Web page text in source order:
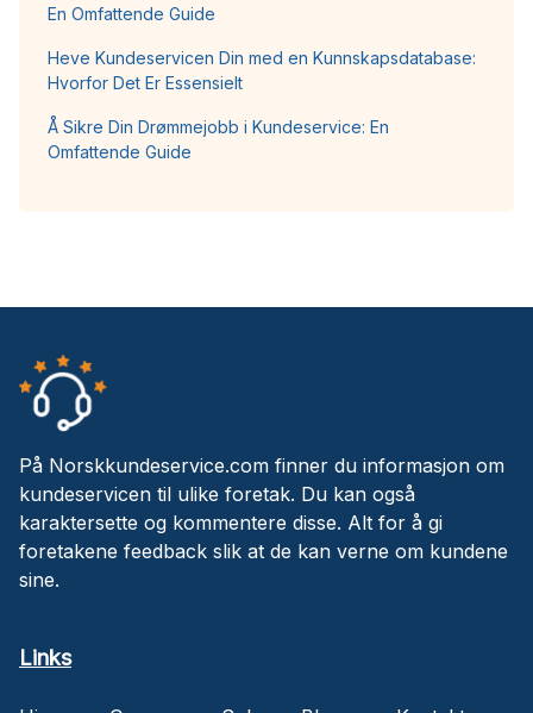
En Omfattende Guide
Heve Kundeservicen Din med en Kunnskapsdatabase:
Hvorfor Det Er Essensielt
Å Sikre Din Drømmejobb i Kundeservice: En
Omfattende Guide
På Norskkundeservice.com finner du informasjon om
kundeservicen til ulike foretak. Du kan også
karaktersette og kommentere disse. Alt for å gi
foretakene feedback slik at de kan verne om kundene
sine.
Links